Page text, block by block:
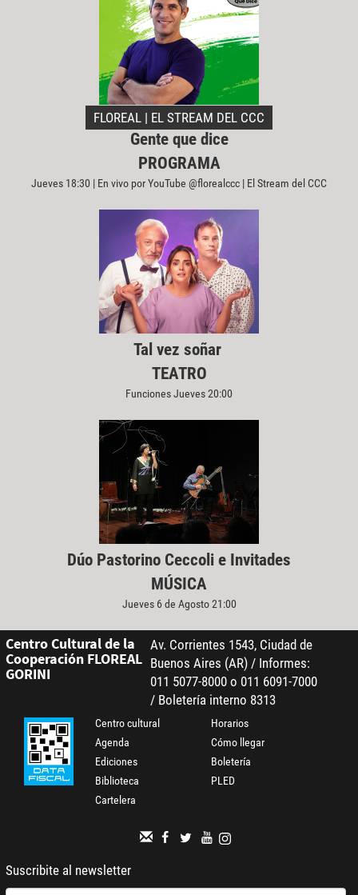
FLOREAL | EL STREAM DEL CCC
Gente que dice
PROGRAMA
Jueves 18:30 | En vivo por YouTube @florealccc | El Stream del CCC
Tal vez soñar
TEATRO
Funciones Jueves 20:00
Dúo Pastorino Ceccoli e Invitades
MÚSICA
Jueves 6 de Agosto 21:00
Centro Cultural de la
Cooperación FLOREAL
GORINI
Av. Corrientes 1543, Ciudad de
Buenos Aires (AR) / Informes:
011 5077-8000 o 011 6091-7000
/ Boletería interno 8313
Centro cultural
Agenda
Ediciones
Biblioteca
Cartelera
Horarios
Cómo llegar
Boletería
PLED
Suscribite al newsletter